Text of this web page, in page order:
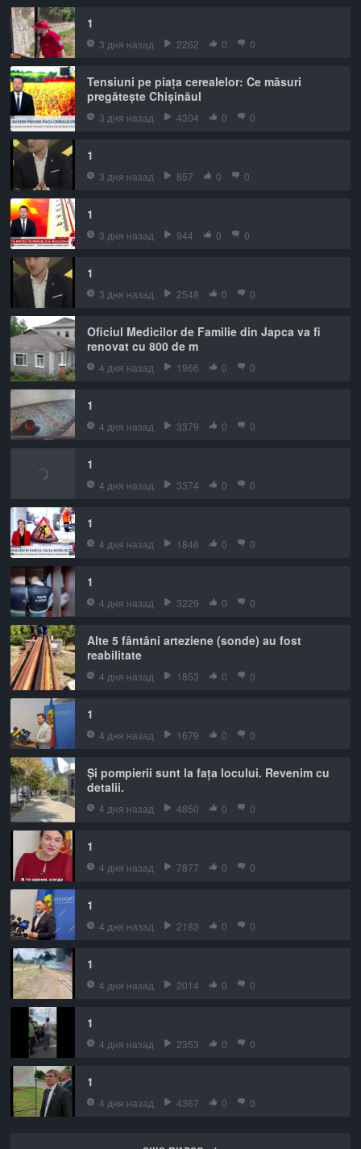
1
3 дня назад 2262 0 0
Tensiuni pe piața cerealelor: Ce măsuri
pregătește Chișinăul
3 дня назад 4304 0 0
1
3 дня назад 857 0 0
1
3 дня назад 944 0 0
1
3 дня назад 2548 0 0
Oficiul Medicilor de Familie din Japca va fi
renovat cu 800 de m
4 дня назад 1966 0 0
1
4 дня назад 3379 0 0
1
4 дня назад 3374 0 0
1
4 дня назад 1846 0 0
1
4 дня назад 3229 0 0
Alte 5 fântâni arteziene (sonde) au fost
reabilitate
4 дня назад 1853 0 0
1
4 дня назад 1679 0 0
Și pompierii sunt la fața locului. Revenim cu
detalii.
4 дня назад 4850 0 0
1
4 дня назад 7877 0 0
1
4 дня назад 2183 0 0
1
4 дня назад 2014 0 0
1
4 дня назад 2353 0 0
1
4 дня назад 4367 0 0